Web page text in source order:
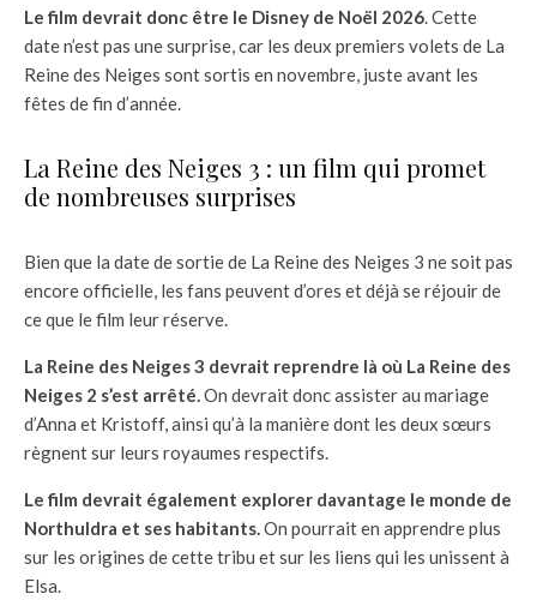
Le film devrait donc être le Disney de Noël 2026. Cette
date n’est pas une surprise, car les deux premiers volets de La
Reine des Neiges sont sortis en novembre, juste avant les
fêtes de fin d’année.
La Reine des Neiges 3 : un film qui promet
de nombreuses surprises
Bien que la date de sortie de La Reine des Neiges 3 ne soit pas
encore officielle, les fans peuvent d’ores et déjà se réjouir de
ce que le film leur réserve.
La Reine des Neiges 3 devrait reprendre là où La Reine des
Neiges 2 s’est arrêté.On devrait donc assister au mariage
d’Anna et Kristoff, ainsi qu’à la manière dont les deux sœurs
règnent sur leurs royaumes respectifs.
Le film devrait également explorer davantage le monde de
Northuldra et ses habitants.On pourrait en apprendre plus
sur les origines de cette tribu et sur les liens qui les unissent à
Elsa.